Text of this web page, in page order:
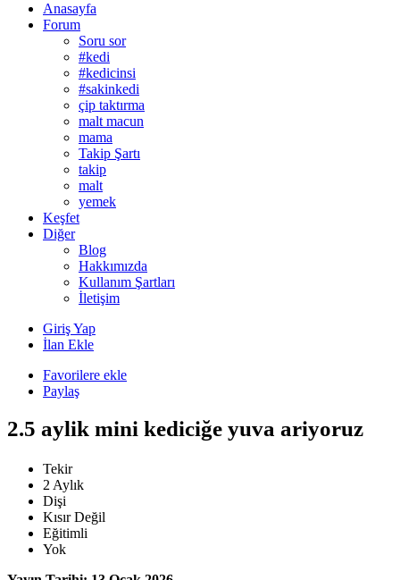
Anasayfa
Forum
Soru sor
#kedi
#kedicinsi
#sakinkedi
çip taktırma
malt macun
mama
Takip Şartı
takip
malt
yemek
Keşfet
Diğer
Blog
Hakkımızda
Kullanım Şartları
İletişim
Giriş Yap
İlan Ekle
Favorilere ekle
Paylaş
2.5 aylik mini kediciğe yuva ariyoruz
Tekir
2 Aylık
Dişi
Kısır Değil
Eğitimli
Yok